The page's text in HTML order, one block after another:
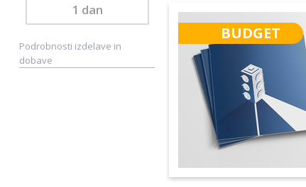
1 dan
Podrobnosti izdelave in
dobave
BUDGET